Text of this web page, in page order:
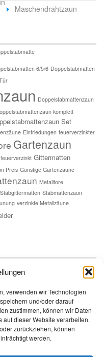
verwenden wir Technologien
und/oder darauf
zustimmen, können wir Daten
dieser Website verarbeiten.
zurückziehen, können
werden.
Maschendrahtzaun
6/5/6 Doppelstabmatten
Doppelstabmattenzaun
komplett
Set
Einfriedungen feuerverzinkter
Gartenzaun
Gittermatten
Preis Günstige Gartenzäune
Metalltore
Stabgittermatten Stabmattenzaun
verzinkte Metallzäune